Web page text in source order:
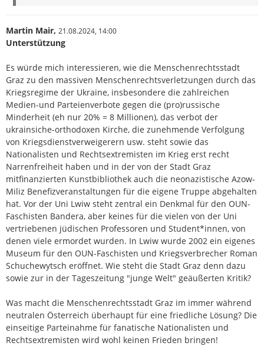
Martin Mair, 21.08.2024, 14:00
Unterstützung
Es würde mich interessieren, wie die Menschenrechtsstadt
Graz zu den massiven Menschenrechtsverletzungen durch das
Kriegsregime der Ukraine, insbesondere die zahlreichen
Medien-und Parteienverbote gegen die (pro)russische
Minderheit (eh nur 20% = 8 Millionen), das verbot der
ukrainsiche-orthodoxen Kirche, die zunehmende Verfolgung
von Kriegsdienstverweigerern usw. steht sowie das
Nationalisten und Rechtsextremisten im Krieg erst recht
Narrenfreiheit haben und in der von der Stadt Graz
mitfinanzierten Kunstbibliothek auch die neonazistische Azow-
Miliz Benefizveranstaltungen für die eigene Truppe abgehalten
hat. Vor der Uni Lwiw steht zentral ein Denkmal für den OUN-
Faschisten Bandera, aber keines für die vielen von der Uni
vertriebenen jüdischen Professoren und Student*innen, von
denen viele ermordet wurden. In Lwiw wurde 2002 ein eigenes
Museum für den OUN-Faschisten und Kriegsverbrecher Roman
Schuchewytsch eröffnet. Wie steht die Stadt Graz denn dazu
sowie zur in der Tageszeitung "junge Welt" geäußerten Kritik?
Was macht die Menschenrechtsstadt Graz im immer während
neutralen Österreich überhaupt für eine friedliche Lösung? Die
einseitige Parteinahme für fanatische Nationalisten und
Rechtsextremisten wird wohl keinen Frieden bringen!